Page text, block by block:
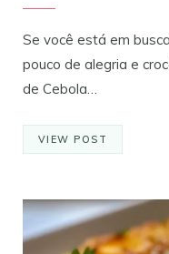
Se você está em
pouco de alegria e
de Cebola…
VIEW POST